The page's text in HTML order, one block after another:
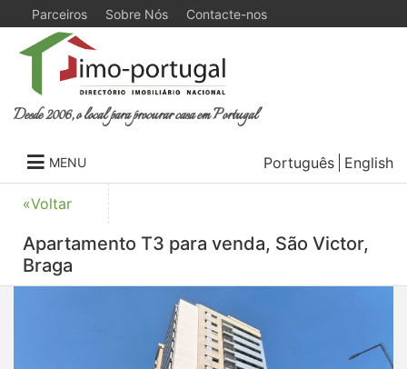
Parceiros Sobre Nós Contacte-nos
Desde 2006, o local para procurar casa em Portugal
MENU Português English
«Voltar
Apartamento T3 para venda, São Victor,
Braga